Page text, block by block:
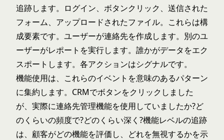
追跡します。ログイン、ボタンクリック、送信された
フォーム、アップロードされたファイル。これらは構
成要素です。ユーザーが連絡先を作成します。別のユ
ーザーがレポートを実行します。誰かがデータをエク
スポートします。各アクションはシグナルです。
機能使用は、これらのイベントを意味のあるパターン
に集約します。CRMでボタンをクリックしました
が、実際に連絡先管理機能を使用していましたか?ど
のくらいの頻度で?どのくらい深く?機能レベルの追跡
は、顧客がどの機能を評価し、どれを無視するかを示